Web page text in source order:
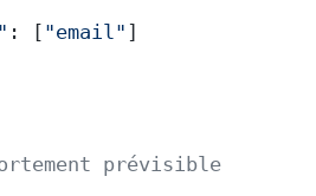
: [ "email" ]
prévisible